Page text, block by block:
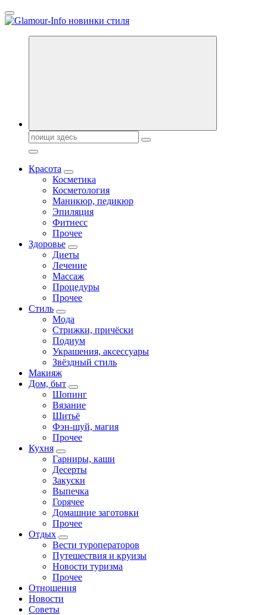
Перейти
к
Секреты молодости, красоты и долголетия. Гламурный журнал
Поиск:
Красота
Косметика
Косметология
Маникюр, педикюр
Эпиляция
Фитнесс
Прочее
Здоровье
Диеты
Лечение
Массаж
Процедуры
Прочее
Стиль
Мода
Стрижки, причёски
Подиум
Украшения, аксессуары
Звёздный стиль
Макияж
Дом, быт
Шопинг
Вязание
Шитьё
Фэн-шуй, магия
Прочее
Кухня
Гарниры, каши
Десерты
Закуски
Выпечка
Горячее
Домашние заготовки
Прочее
Отдых
Вести туроператоров
Путешествия и круизы
Новости туризма
Прочее
Отношения
Новости
Советы